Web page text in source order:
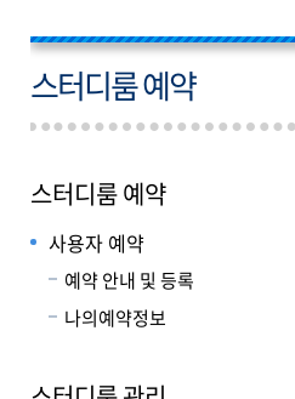
스터디룸 예약
스터디룸 예약
사용자 예약
예약 안내 및 등록
나의예약정보